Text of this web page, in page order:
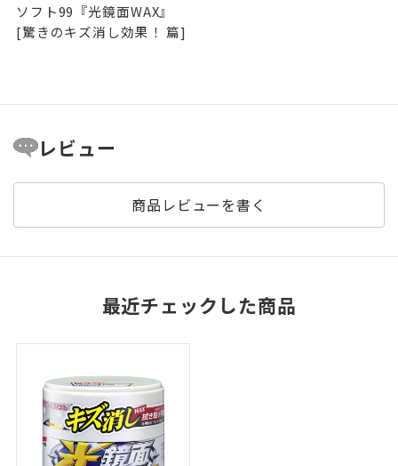
ソフト99『光鏡面WAX』
[驚きのキズ消し効果！ 篇]
レビュー
商品レビューを書く
最近チェックした商品